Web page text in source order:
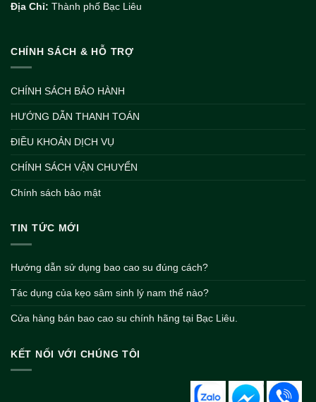
Địa Chỉ: Thành phố Bạc Liêu
CHÍNH SÁCH & HỖ TRỢ
CHÍNH SÁCH BẢO HÀNH
HƯỚNG DẪN THANH TOÁN
ĐIỀU KHOẢN DỊCH VỤ
CHÍNH SÁCH VẬN CHUYỂN
Chính sách bảo mật
TIN TỨC MỚI
Hướng dẫn sử dụng bao cao su đúng cách?
Tác dụng của kẹo sâm sinh lý nam thế nào?
Cửa hàng bán bao cao su chính hãng tại Bạc Liêu.
KẾT NỐI VỚI CHÚNG TÔI